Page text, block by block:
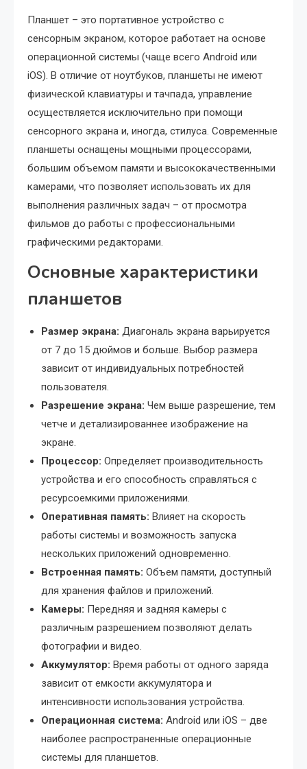
Планшет – это портативное устройство с
сенсорным экраном, которое работает на основе
операционной системы (чаще всего Android или
iOS). В отличие от ноутбуков, планшеты не имеют
физической клавиатуры и тачпада, управление
осуществляется исключительно при помощи
сенсорного экрана и, иногда, стилуса. Современные
планшеты оснащены мощными процессорами,
большим объемом памяти и высококачественными
камерами, что позволяет использовать их для
выполнения различных задач – от просмотра
фильмов до работы с профессиональными
графическими редакторами.
Основные характеристики
планшетов
Размер экрана: Диагональ экрана варьируется
от 7 до 15 дюймов и больше. Выбор размера
зависит от индивидуальных потребностей
пользователя.
Разрешение экрана: Чем выше разрешение, тем
четче и детализированнее изображение на
экране.
Процессор: Определяет производительность
устройства и его способность справляться с
ресурсоемкими приложениями.
Оперативная память: Влияет на скорость
работы системы и возможность запуска
нескольких приложений одновременно.
Встроенная память: Объем памяти, доступный
для хранения файлов и приложений.
Камеры: Передняя и задняя камеры с
различным разрешением позволяют делать
фотографии и видео.
Аккумулятор: Время работы от одного заряда
зависит от емкости аккумулятора и
интенсивности использования устройства.
Операционная система: Android или iOS – две
наиболее распространенные операционные
системы для планшетов.